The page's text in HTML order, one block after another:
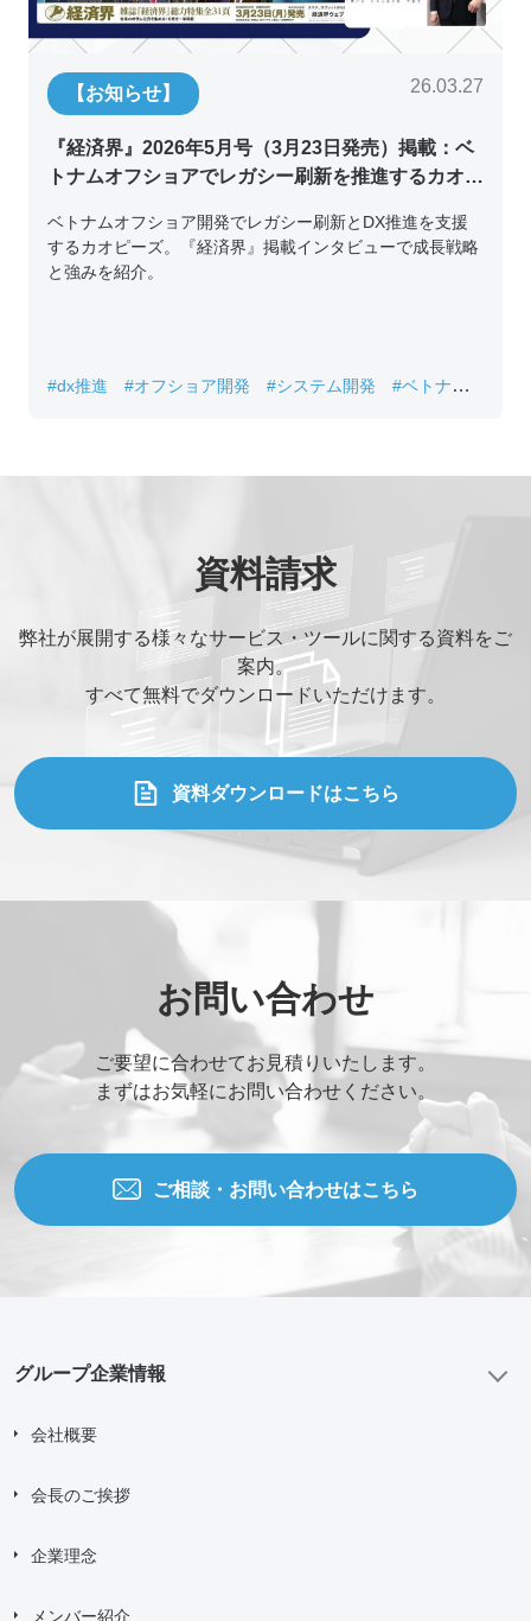
【お知らせ】 26.03.27
『経済界』2026年5月号（3月23日発売）掲載：ベ
トナムオフショアでレガシー刷新を推進するカオピ
ベトナムオフショア開発でレガシー刷新とDX推進を支援
するカオピーズ。『経済界』掲載インタビューで成長戦略
と強みを紹介。
#dx推進 #オフショア開発 #システム開発
#ベトナムIT
資料請求
弊社が展開する様々なサービス・ツールに関する資料をご
案内。
すべて無料でダウンロードいただけます。
資料ダウンロードはこちら
お問い合わせ
ご要望に合わせてお見積りいたします。
まずはお気軽にお問い合わせください。
ご相談・お問い合わせはこちら
グループ企業情報
会社概要
会長のご挨拶
企業理念
メンバー紹介